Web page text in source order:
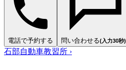
電話で予約する 問い合わせる(入力30秒)
石部自動車教習所 ›